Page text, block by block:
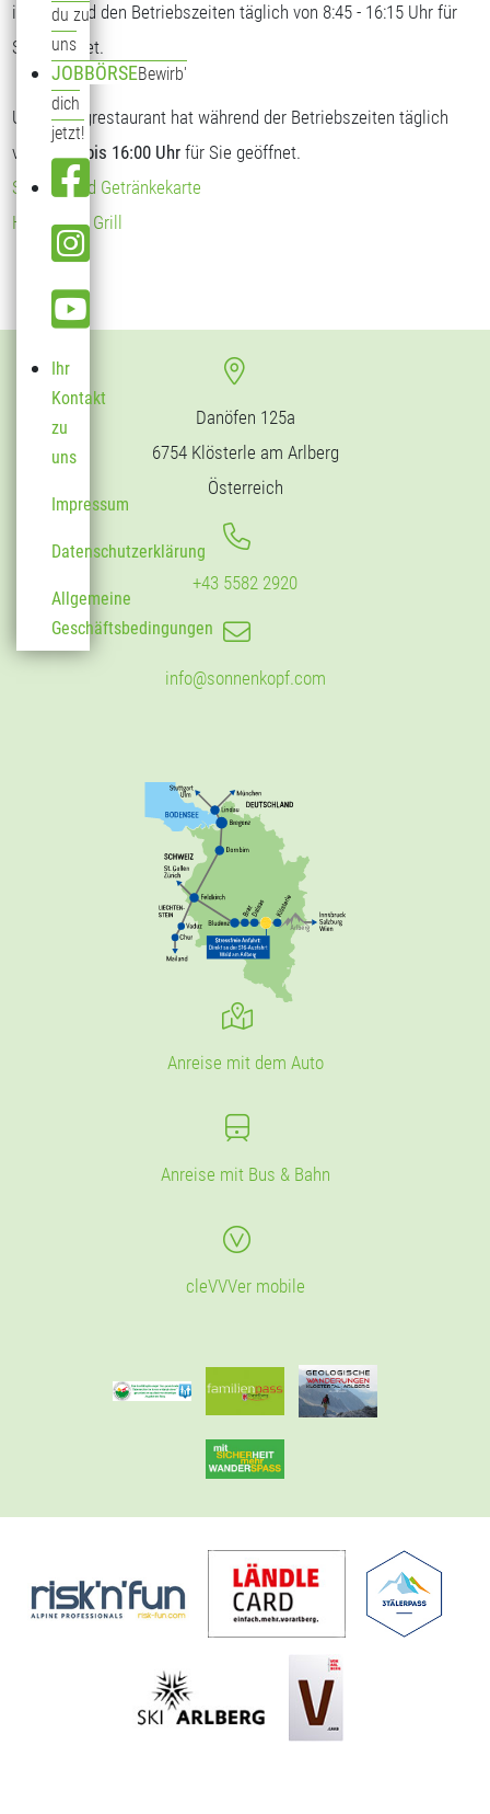
du zu
uns
JOBBÖRSEBewirb'
dich
jetzt!
Ihr
Kontakt
zu
uns
Impressum
Datenschutzerklärung
Allgemeine
Geschäftsbedingungen
ist während den Betriebszeiten täglich von 8:45 - 16:15 Uhr für
Sie geöffnet.
Unser Bergrestaurant hat während der Betriebszeiten täglich
von
09:00 bis 16:00 Uhr für Sie geöffnet.
Speise- und Getränkekarte
Hendl vom Grill
Danöfen 125a
6754 Klösterle am Arlberg
Österreich
+43 5582 2920
info@sonnenkopf.com
Anreise mit dem Auto
Anreise mit Bus & Bahn
cleVVVer mobile